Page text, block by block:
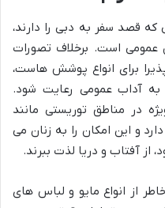
که قصد سفر به دبی را دارند،
است. برخلاف تصورات
برای انواع پوشش هاست،
به آداب عمومی رعایت شود.
در مناطق توریستی مانند
و این امکان را به زنان می
از آفتاب و دریا لذت ببرند.
از انواع مایو و لباس های